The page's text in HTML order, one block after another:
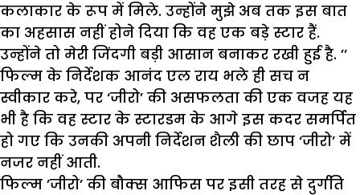
कलाकार के रूप में मिले. उन्होंने मुझे अब तक इस बात
का अहसास नहीं होने दिया कि वह एक बड़े स्टार हैं.
उन्होंने तो मेरी जिंदगी बड़ी आसान बनाकर रखी हुई है. ’’
फिल्म के निर्देशक आनंद एल राय भले ही सच न
स्वीकार करे, पर ‘जीरो’ की असफलता की एक वजह यह
भी है कि वह स्टार के स्टारडम के आगे इस कदर समर्पित
हो गए कि उनकी अपनी निर्देशन शैली की छाप ‘जीरो’ में
नजर नहीं आती.
फिल्म ’जीरो’ की बौक्स आफिस पर इसी तरह से दुर्गति